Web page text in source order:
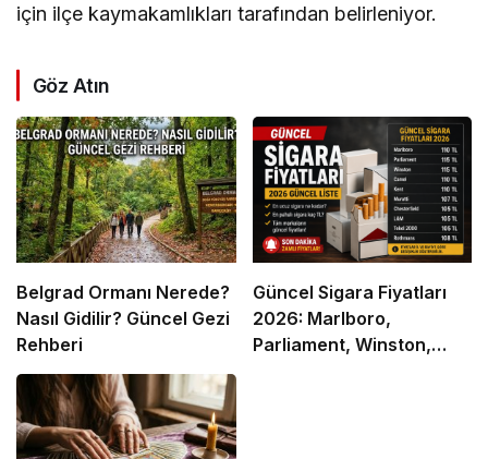
için ilçe kaymakamlıkları tarafından belirleniyor.
Göz Atın
Belgrad Ormanı Nerede?
Nasıl Gidilir? Güncel Gezi
Rehberi
Güncel Sigara Fiyatları
2026: Marlboro,
Parliament, Winston,